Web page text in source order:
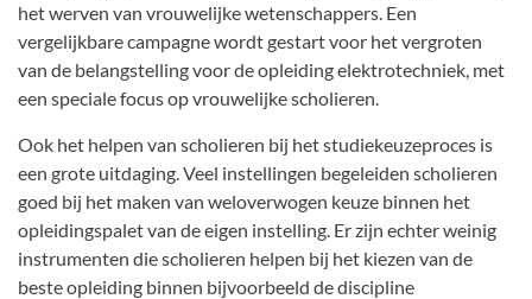
het werven van vrouwelijke wetenschappers. Een
vergelijkbare campagne wordt gestart voor het vergroten
van de belangstelling voor de opleiding elektrotechniek, met
een speciale focus op vrouwelijke scholieren.
Ook het helpen van scholieren bij het studiekeuzeproces is
een grote uitdaging. Veel instellingen begeleiden scholieren
goed bij het maken van weloverwogen keuze binnen het
opleidingspalet van de eigen instelling. Er zijn echter weinig
instrumenten die scholieren helpen bij het kiezen van de
beste opleiding binnen bijvoorbeeld de discipline